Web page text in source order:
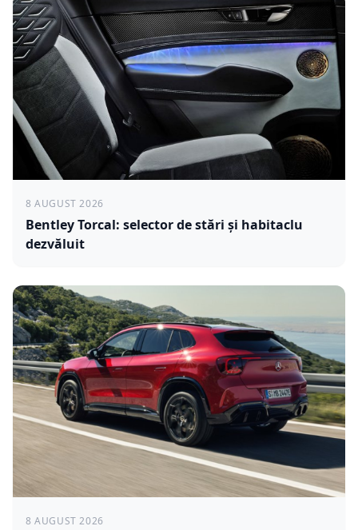
8 AUGUST 2026
Bentley Torcal: selector de stări și habitaclu
dezvăluit
8 AUGUST 2026